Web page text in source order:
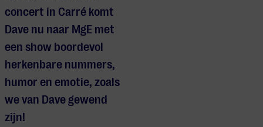
concert in Carré komt
Dave nu naar MgE met
een show boordevol
herkenbare nummers,
humor en emotie, zoals
we van Dave gewend
zijn!Je cookie instellingen